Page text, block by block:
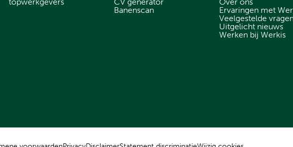
Banenscan
Ervaringen met
Veelgestelde
Uitgelicht nieuws
Werken bij Werkis